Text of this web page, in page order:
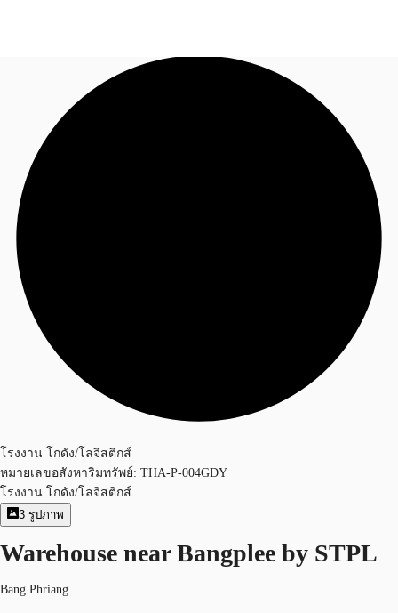
พื้นที่สำนักงาน
เฟล็กสเปซ
+6626246471
โรงงาน โกดัง/โลจิสติกส์
หมายเลขอสังหาริมทรัพย์: THA-P-004GDY
โรงงาน โกดัง/โลจิสติกส์
3 รูปภาพ
Warehouse near Bangplee by STPL
Bang Phriang